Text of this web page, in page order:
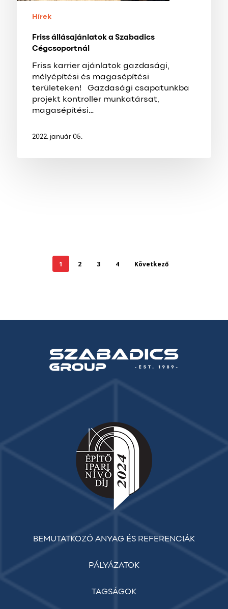
Hírek
Friss állásajánlatok a Szabadics
Cégcsoportnál
Friss karrier ajánlatok gazdasági,
mélyépítési és magasépítési
területeken! Gazdasági csapatunkba
projekt kontroller munkatársat,
magasépítési…
2022. január 05.
1 2 3 4 Következő
BEMUTATKOZÓ ANYAG ÉS REFERENCIÁK
PÁLYÁZATOK
TAGSÁGOK